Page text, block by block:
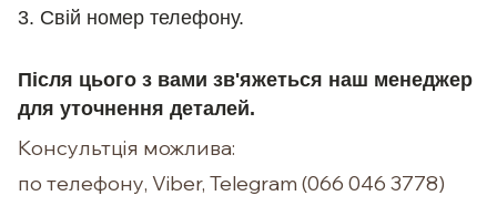
3. Свій номер телефону.
Після цього з вами зв'яжеться наш менеджер
для уточнення деталей.
Консультція можлива:
по телефону, Viber, Telegram (066 046 3778)